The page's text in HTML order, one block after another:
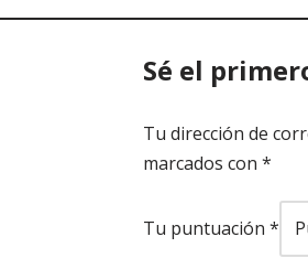
Sé el
Tu dirección de
marcados con *
Tu puntuación *